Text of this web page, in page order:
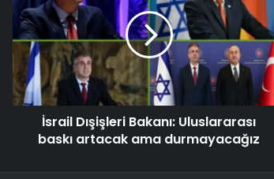
İsrail Dışişleri Bakanı: Uluslararası
baskı artacak ama durmayacağız